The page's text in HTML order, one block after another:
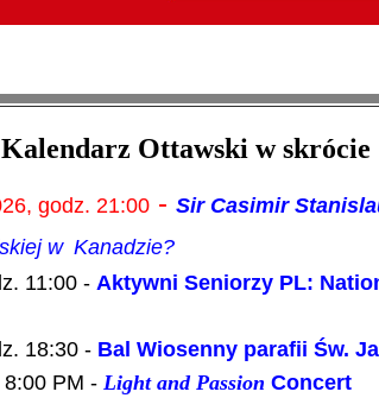
Kalendarz Ottawski w skrócie
godz. 21:00 - Sir Casimir
w Kanadzie?
11:00 - Aktywni Seniorzy PL:
18:30 - Bal Wiosenny parafii Św.
PM - Light and Passion Concert